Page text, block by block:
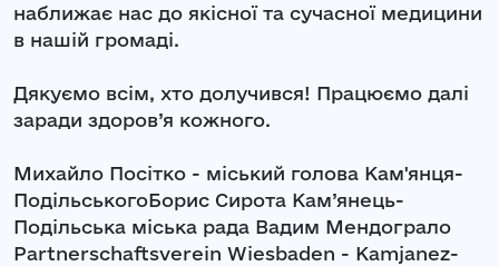
наближає нас до якісної та сучасної медицини
в нашій громаді.
Дякуємо всім, хто долучився! Працюємо далі
заради здоров’я кожного.
Михайло Посітко - міський голова Кам'янця-
ПодільськогоБорис Сирота Кам’янець-
Подільська міська рада Вадим Мендограло
Partnerschaftsverein Wiesbaden - Kamjanez-